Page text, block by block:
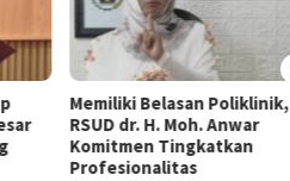
Memiliki Belasan Poliklinik,
RSUD dr. H. Moh. Anwar
Komitmen Tingkatkan
Profesionalitas